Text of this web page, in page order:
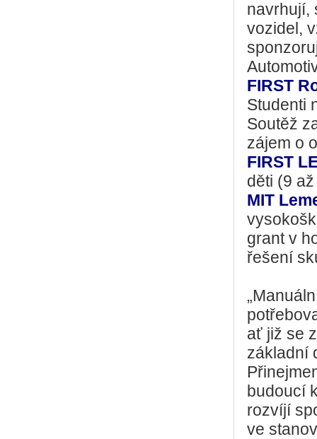
navrhují,
vozidel,
FIRST
Studenti
Soutěž
zájem o
FIRST
děti (9
MIT
grant v
řešení
ať již se
základní
budoucí
rozvíjí
ve